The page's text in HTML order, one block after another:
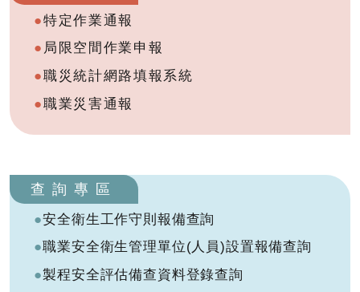
特定作業通報
局限空間作業申報
職災統計網路填報系統
職業災害通報
查詢專區
安全衛生工作守則報備查詢
職業安全衛生管理單位(人員)設置報備查詢
製程安全評估備查資料登錄查詢